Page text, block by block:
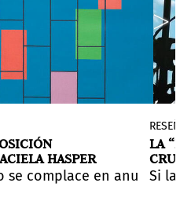
Hasper (n. 1966,
del vacío” (2008),
HASPER
se complace en anunciar
LA
CRUZ
Si la